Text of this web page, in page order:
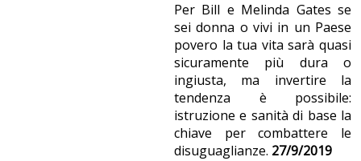
Per Bill e Melinda Gates se
sei donna o vivi in un Paese
povero la tua vita sarà quasi
sicuramente più dura o
ingiusta, ma invertire la
tendenza è possibile:
istruzione e sanità di base la
chiave per combattere le
disuguaglianze. 27/9/2019